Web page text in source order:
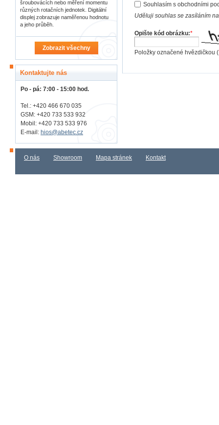
Souhlasím s obchodními
Uděluji souhlas se zasíláním
Opište kód obrázku:*
Položky označené hvězdičkou (
šroubovácích nebo měření momentu
různých rotačních jednotek. Digitální
displej zobrazuje naměřenou hodnotu
a jeho průběh.
Zobrazit všechny
Kontaktujte nás
Po - pá: 7:00 - 15:00 hod.
Tel.: +420 466 670 035
GSM: +420 733 533 932
Mobil: +420 733 533 976
E-mail: hios@abetec.cz
O nás Showroom Mapa stránek Kontakt